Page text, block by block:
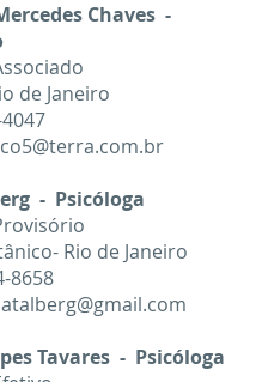
Chaves -
de Janeiro
- Psicóloga
Rio de Janeiro
8658
Tavares - Psicóloga